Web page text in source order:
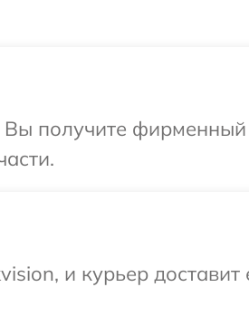
Вы получите
и курьер доставит